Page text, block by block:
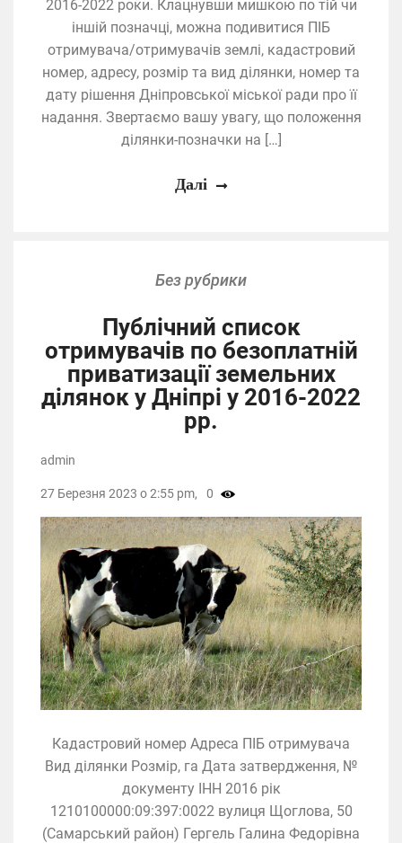
2016-2022 роки. Клацнувши мишкою по тій чи
іншій позначці, можна подивитися ПІБ
отримувача/отримувачів землі, кадастровий
номер, адресу, розмір та вид ділянки, номер та
дату рішення Дніпровської міської ради про її
надання. Звертаємо вашу увагу, що положення
ділянки-позначки на […]
Далі
Без рубрики
Публічний список
отримувачів по безоплатній
приватизації земельних
ділянок у Дніпрі у 2016-2022
рр.
Кадастровий номер Адреса ПІБ отримувача
Вид ділянки Розмір, га Дата затвердження, №
документу ІНН 2016 рік
1210100000:09:397:0022 вулиця Щоглова, 50
(Самарський район) Гергель Галина Федорівна
admin
27 Березня 2023 о 2:55 pm, 0